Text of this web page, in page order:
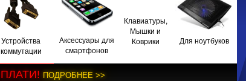
Устройства
коммутации
Аксессуары для
смартфонов
Клавиатуры,
Мышки и
Коврики
Для ноутбуков
ПЛАТИ! ПОДРОБ Н Е Е >>